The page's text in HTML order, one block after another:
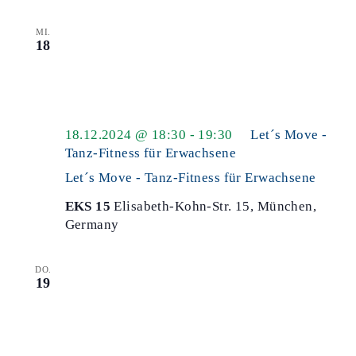
MI.
18
Let´s Move - Tanz-Fitness für Erwachsene
18.12.2024 @ 18:30 - 19:30
Let´s Move -
Tanz-Fitness für Erwachsene
EKS 15Elisabeth-Kohn-Str. 15, München,
Germany
DO.
19